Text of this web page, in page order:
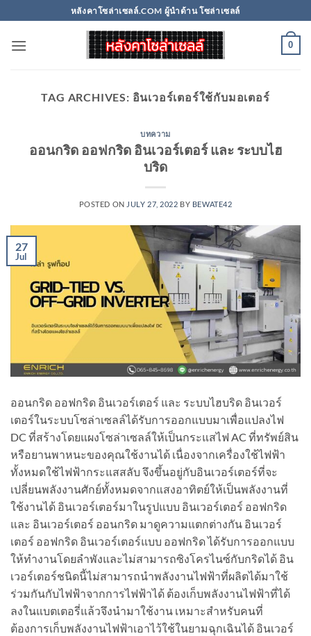
to
content
หลังคาโซล่าเซลล์.COM ผู้นำด้าน โซล่าเซลล์
0
TAG ARCHIVES: อินเวอร์เตอร์ใช้กับมอเตอร์
บทความ
ออนกริด ออฟกริด อินเวอร์เตอร์ และ ระบบไฮ
บริด
POSTED ON JULY 27, 2022 BY BEWATE42
27
Jul
ออนกริด ออฟกริด อินเวอร์เตอร์ และ ระบบไฮบริด อินเวอร์
เตอร์ในระบบโซล่าเซลล์ได้รับการออกแบบมาเพื่อแปลงไฟ
DC ที่สร้างโดยแผงโซล่าเซลล์ให้เป็นกระแสไฟ AC ที่ทรัพย์สิน
หรือยานพาหนะของคุณใช้งานได้ เนื่องจากเครื่องใช้ไฟฟ้า
ทั้งหมดใช้ไฟฟ้ากระแสสลับ จึงขึ้นอยู่กับอินเวอร์เตอร์ที่จะ
เปลี่ยนพลังงานศักย์ทั้งหมดจากแสงอาทิตย์ให้เป็นพลังงานที่
ใช้งานได้ อินเวอร์เตอร์มาในรูปแบบ อินเวอร์เตอร์ ออฟกริด
และ อินเวอร์เตอร์ ออนกริด มาดูความแตกต่างกัน อินเวอร์
เตอร์ ออฟกริด อินเวอร์เตอร์แบบ ออฟกริด ได้รับการออกแบบ
ให้ทำงานโดยลำพังและไม่สามารถซิงโครไนซ์กับกริดได้ อิน
เวอร์เตอร์ชนิดนี้ไม่สามารถนำพลังงานไฟฟ้าที่ผลิตได้มาใช้
ร่วมกันกับไฟฟ้าจากการไฟฟ้าได้ ต้องเก็บพลังงานไฟฟ้าที่ได้
ลงในแบตเตอรี่แล้วจึงนำมาใช้งาน เหมาะสำหรับคนที่
ต้องการเก็บพลังงานไฟฟ้าเอาไว้ใช้ในยามฉุกเฉินได้ อินเวอร์